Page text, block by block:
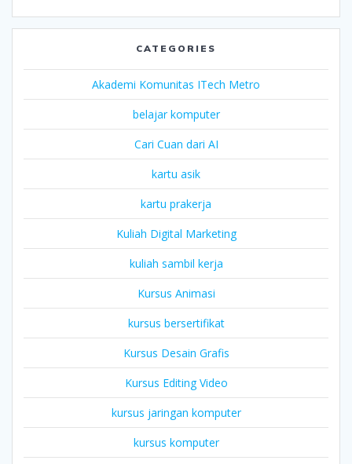
CATEGORIES
Akademi Komunitas ITech Metro
belajar komputer
Cari Cuan dari AI
kartu asik
kartu prakerja
Kuliah Digital Marketing
kuliah sambil kerja
Kursus Animasi
kursus bersertifikat
Kursus Desain Grafis
Kursus Editing Video
kursus jaringan komputer
kursus komputer